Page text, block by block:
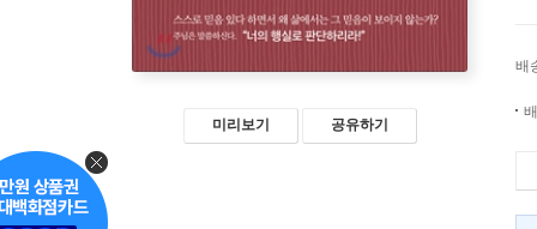
미리보기 공유하기
배